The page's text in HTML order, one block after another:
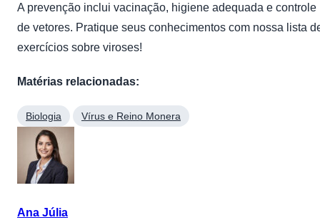
A prevenção inclui vacinação, higiene adequada e controle
de vetores. Pratique seus conhecimentos com nossa lista
exercícios sobre viroses!
Matérias relacionadas:
Biologia Vírus e Reino Monera
Ana Júlia